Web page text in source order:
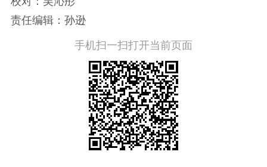
责任编辑：孙逊
手机扫一扫打开当前页面